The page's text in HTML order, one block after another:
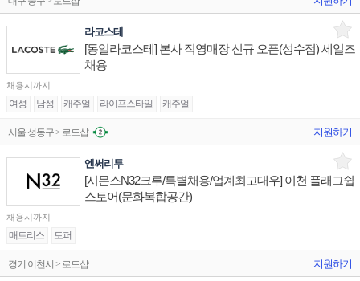
라코스테
[동일라코스테] 본사 직영매장 신규 오픈(성수점) 세일즈
채용
채용시까지
여성 남성 캐주얼 라이프스타일 캐주얼
서울 성동구 > 로드샵 지원하기
엔써리투
[시몬스N32크루/특별채용/업계최고대우] 이천 플래그쉽
스토어(문화복합공간)
채용시까지
매트리스 토퍼
경기 이천시 > 로드샵 지원하기